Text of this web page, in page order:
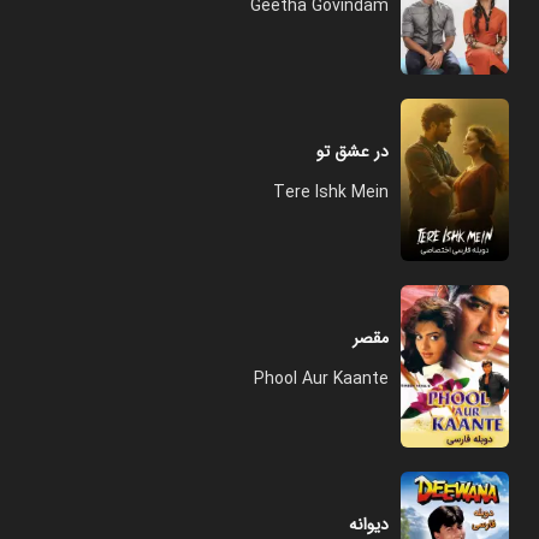
Geetha Govindam
در عشق تو
Tere Ishk Mein
مقصر
Phool Aur Kaante
دیوانه